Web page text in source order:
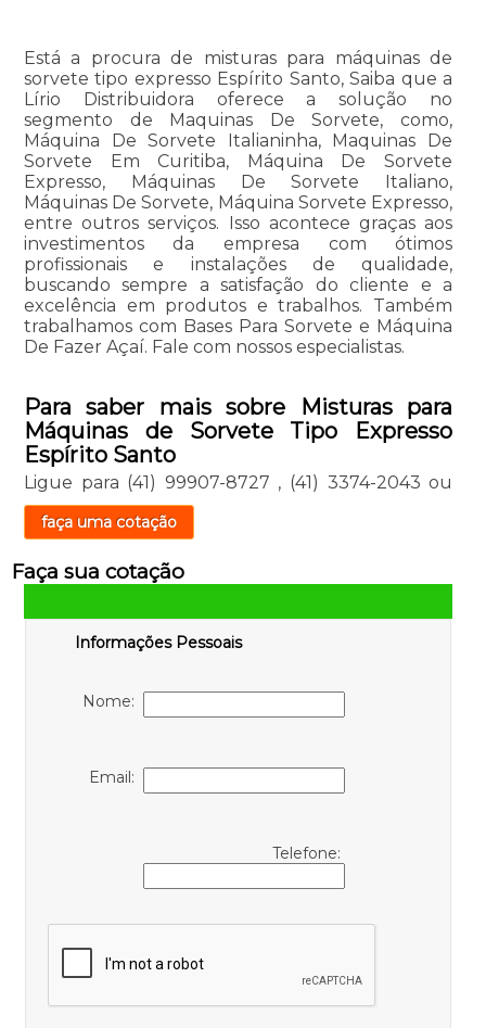
Está a procura de misturas para máquinas de
sorvete tipo expresso Espírito Santo, Saiba que a
Lírio Distribuidora oferece a solução no
segmento de Maquinas De Sorvete, como,
Máquina De Sorvete Italianinha, Maquinas De
Sorvete Em Curitiba, Máquina De Sorvete
Expresso, Máquinas De Sorvete Italiano,
Máquinas De Sorvete, Máquina Sorvete Expresso,
entre outros serviços. Isso acontece graças aos
investimentos da empresa com ótimos
profissionais e instalações de qualidade,
buscando sempre a satisfação do cliente e a
excelência em produtos e trabalhos. Também
trabalhamos com Bases Para Sorvete e Máquina
De Fazer Açaí. Fale com nossos especialistas.
Para saber mais sobre Misturas para
Máquinas de Sorvete Tipo Expresso
Espírito Santo
Ligue para (41) 99907-8727 , (41) 3374-2043 ou
faça uma cotação
Faça sua cotação
Informações Pessoais
Nome:
Email:
Telefone: